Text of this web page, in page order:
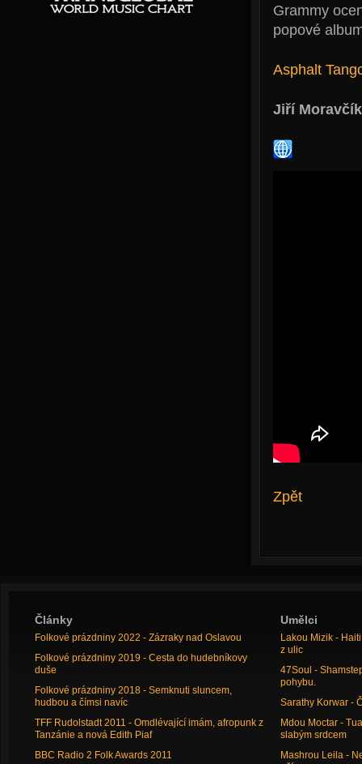
Grammy
popové
Asphalt
Jiří Moravčík
Zpět
Články
Folkové prázdniny 2022 - Zázraky nad Oslavou
Folkové prázdniny 2019 - Cesta do hudebníkovy
duše
Folkové prázdniny 2018 - Semknuti sluncem,
hudbou a čímsi navíc
TFF Rudolstadt 2011 - Omdlévající imám, afropunk z
Tanzánie a nová Edith Piaf
BBC Radio 2 Folk Awards 2011
Umělci
Lakou Mizik -
z ulic
47Soul -
pohybu.
Sarathy Korwar -
Mdou Moctar -
slabým srdcem
Mashrou Leila -